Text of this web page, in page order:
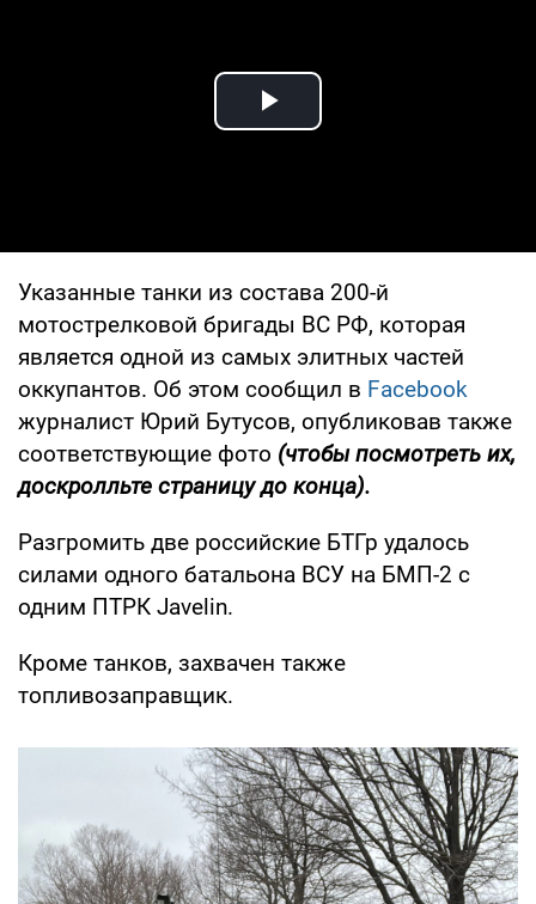
Play Video
Указанные танки из состава 200-й
мотострелковой бригады ВС РФ, которая
является одной из самых элитных частей
оккупантов. Об этом сообщил в Facebook
журналист Юрий Бутусов, опубликовав также
соответствующие фото (чтобы посмотреть их,
доскролльте страницу до конца).
Разгромить две российские БТГр удалось
силами одного батальона ВСУ на БМП-2 с
одним ПТРК Javelin.
Кроме танков, захвачен также
топливозаправщик.